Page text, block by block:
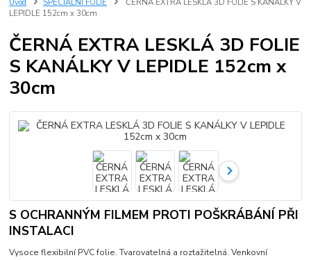
Úvod SPECIÁLNÍ FOLIE
ČERNÁ EXTRA LESKLÁ 3D FOLIE S KANÁLKY V
LEPIDLE 152cm x 30cm
ČERNÁ EXTRA LESKLÁ 3D FOLIE
S KANÁLKY V LEPIDLE 152cm x
30cm
S OCHRANNÝM FILMEM PROTI POŠKRÁBÁNÍ PŘI
INSTALACI
Vysoce flexibilní PVC folie. Tvarovatelná a roztažitelná. Venkovní